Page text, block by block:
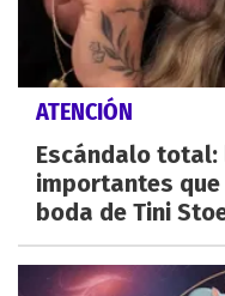
ATENCIÓN
Escándalo
importantes
boda de Tini